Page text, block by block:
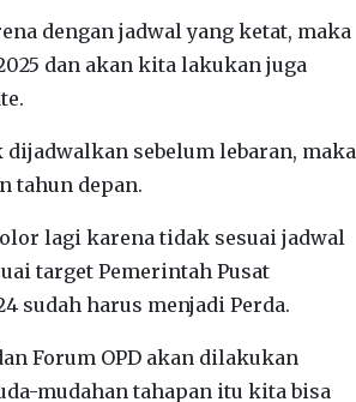
dengan jadwal yang ketat, maka
dan akan kita lakukan juga
sebelum lebaran, maka
tahun depan.
lagi karena tidak sesuai jadwal
target Pemerintah Pusat
sudah harus menjadi Perda.
Forum OPD akan dilakukan
mudahan tahapan itu kita bisa